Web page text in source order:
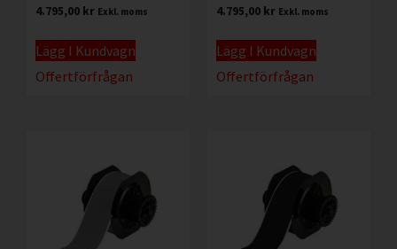
4.795,00 kr Exkl. moms
Lägg I Kundvagn
Offertförfrågan
4.795,00 kr Exkl. moms
Lägg I Kundvagn
Offertförfrågan